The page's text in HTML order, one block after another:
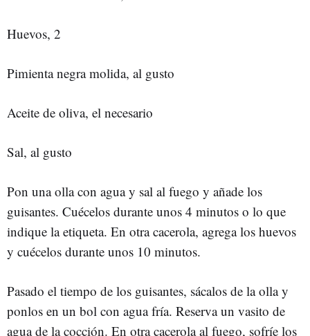
Huevos, 2
Pimienta negra molida, al gusto
Aceite de oliva, el necesario
Sal, al gusto
Pon una olla con agua y sal al fuego y añade los
guisantes. Cuécelos durante unos 4 minutos o lo que
indique la etiqueta. En otra cacerola, agrega los huevos
y cuécelos durante unos 10 minutos.
Pasado el tiempo de los guisantes, sácalos de la olla y
ponlos en un bol con agua fría. Reserva un vasito de
agua de la cocción. En otra cacerola al fuego, sofríe los